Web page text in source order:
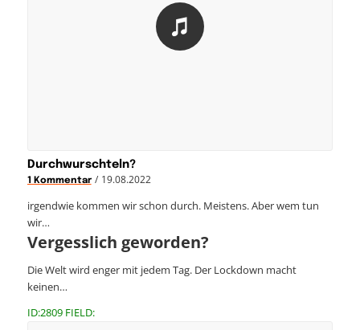
Durchwurschteln?
1 Kommentar / 19.08.2022
irgendwie kommen wir schon durch. Meistens. Aber wem tun
wir…
Vergesslich geworden?
Die Welt wird enger mit jedem Tag. Der Lockdown macht
keinen…
ID:2809 FIELD: